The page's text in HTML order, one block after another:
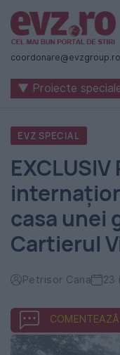
Știri
naționale
internaționale
România
-
Evenimentul
Zilei
coordonare@evzgroup.ro
▼ Proiecte
EVZ SPECIAL
casa unei
Cartierul
Petrisor Cana 23